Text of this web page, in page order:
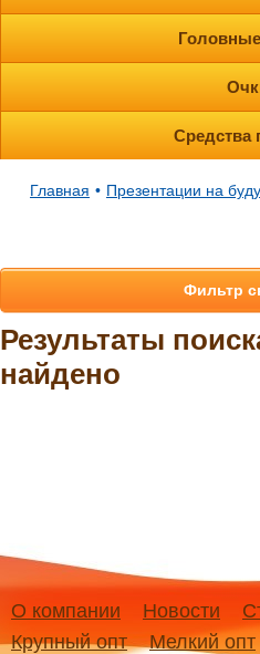
Средства
Главная • Презентации на
Результаты
найдено
Фильтр
О компании Новости
Крупный опт
Мелкий опт